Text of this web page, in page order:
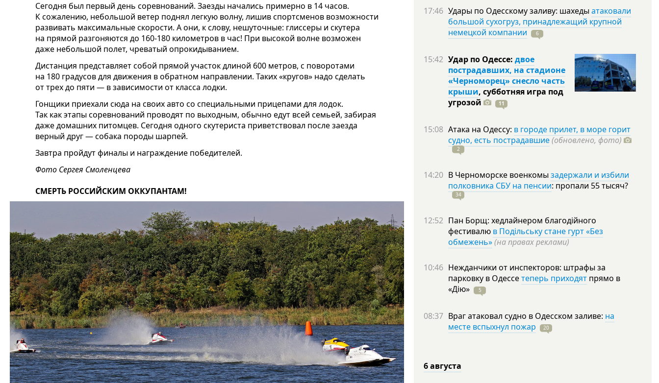
Сегодня был первый день соревнований. Заезды начались примерно в 14 часов.
К сожалению, небольшой ветер поднял легкую волну, лишив спортсменов возможности
развивать максимальные скорости. А они, к слову, нешуточные: глиссеры и скутера
на прямой разгоняются до 160-180 километров в час! При высокой волне возможен
даже небольшой полет, чреватый опрокидыванием.
Дистанция представляет собой прямой участок длиной 600 метров, с поворотами
на 180 градусов для движения в обратном направлении. Таких «кругов» надо сделать
от трех до пяти — в зависимости от класса лодки.
Гонщики приехали сюда на своих авто со специальными прицепами для лодок.
Так как этапы соревнований проводят по выходным, обычно едут всей семьей, забирая
даже домашних питомцев. Сегодня одного скутериста приветствовал после заезда
верный друг — собака породы шарпей.
Завтра пройдут финалы и награждение победителей.
Фото Сергея Смоленцева
СМЕРТЬ РОССИЙСКИМ ОККУПАНТАМ!
17:46 Удары по Одесскому заливу: шахеды атаковали
большой сухогруз, принадлежащий крупной
немецкой компании
6
15:42 Удар по Одессе: двое
пострадавших, на стадионе
«Черноморец» снесло часть
крыши, субботняя игра под
угрозой
11
15:08 Атака на Одессу: в городе прилет, в море горит
судно, есть пострадавшие(обновлено, фото)
2
14:20 В Черноморске военкомы задержали и избили
полковника СБУ на пенсии: пропали 55тысяч?
34
12:52 Пан Борщ: хедлайнером благодійного
фестивалю в Подільську стане гурт «Без
обмежень»(на правах реклами)
10:46 Нежданчики от инспекторов: штрафы за
парковку в Одессетеперь приходят прямо в
«Дію»
5
08:37 Враг атаковал судно в Одесском заливе: на
месте вспыхнул пожар
20
6 августа